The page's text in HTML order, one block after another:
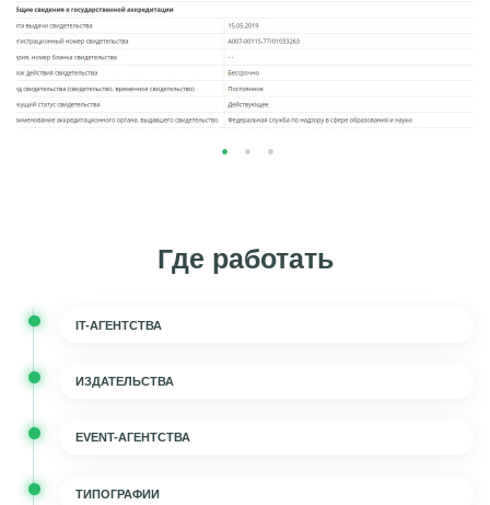
Где работать
IT-АГЕНТСТВА
ИЗДАТЕЛЬСТВА
EVENT-АГЕНТСТВА
ТИПОГРАФИИ